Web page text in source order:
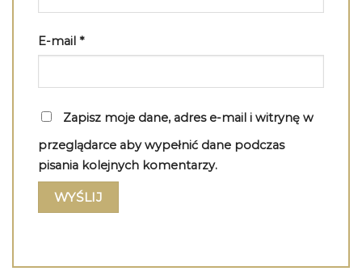
E-mail *
Zapisz moje dane, adres e-mail i witrynę w
przeglądarce aby wypełnić dane podczas
pisania kolejnych komentarzy.